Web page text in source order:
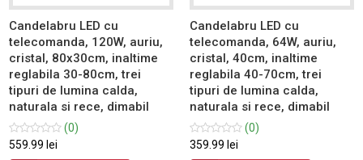
Candelabru LED cu
telecomanda, 120W, auriu,
cristal, 80x30cm, inaltime
reglabila 30-80cm, trei
tipuri de lumina calda,
naturala si rece, dimabil
(0)
559.99 lei
Candelabru LED cu
telecomanda, 64W, auriu,
cristal, 40cm, inaltime
reglabila 40-70cm, trei
tipuri de lumina calda,
naturala si rece, dimabil
(0)
359.99 lei